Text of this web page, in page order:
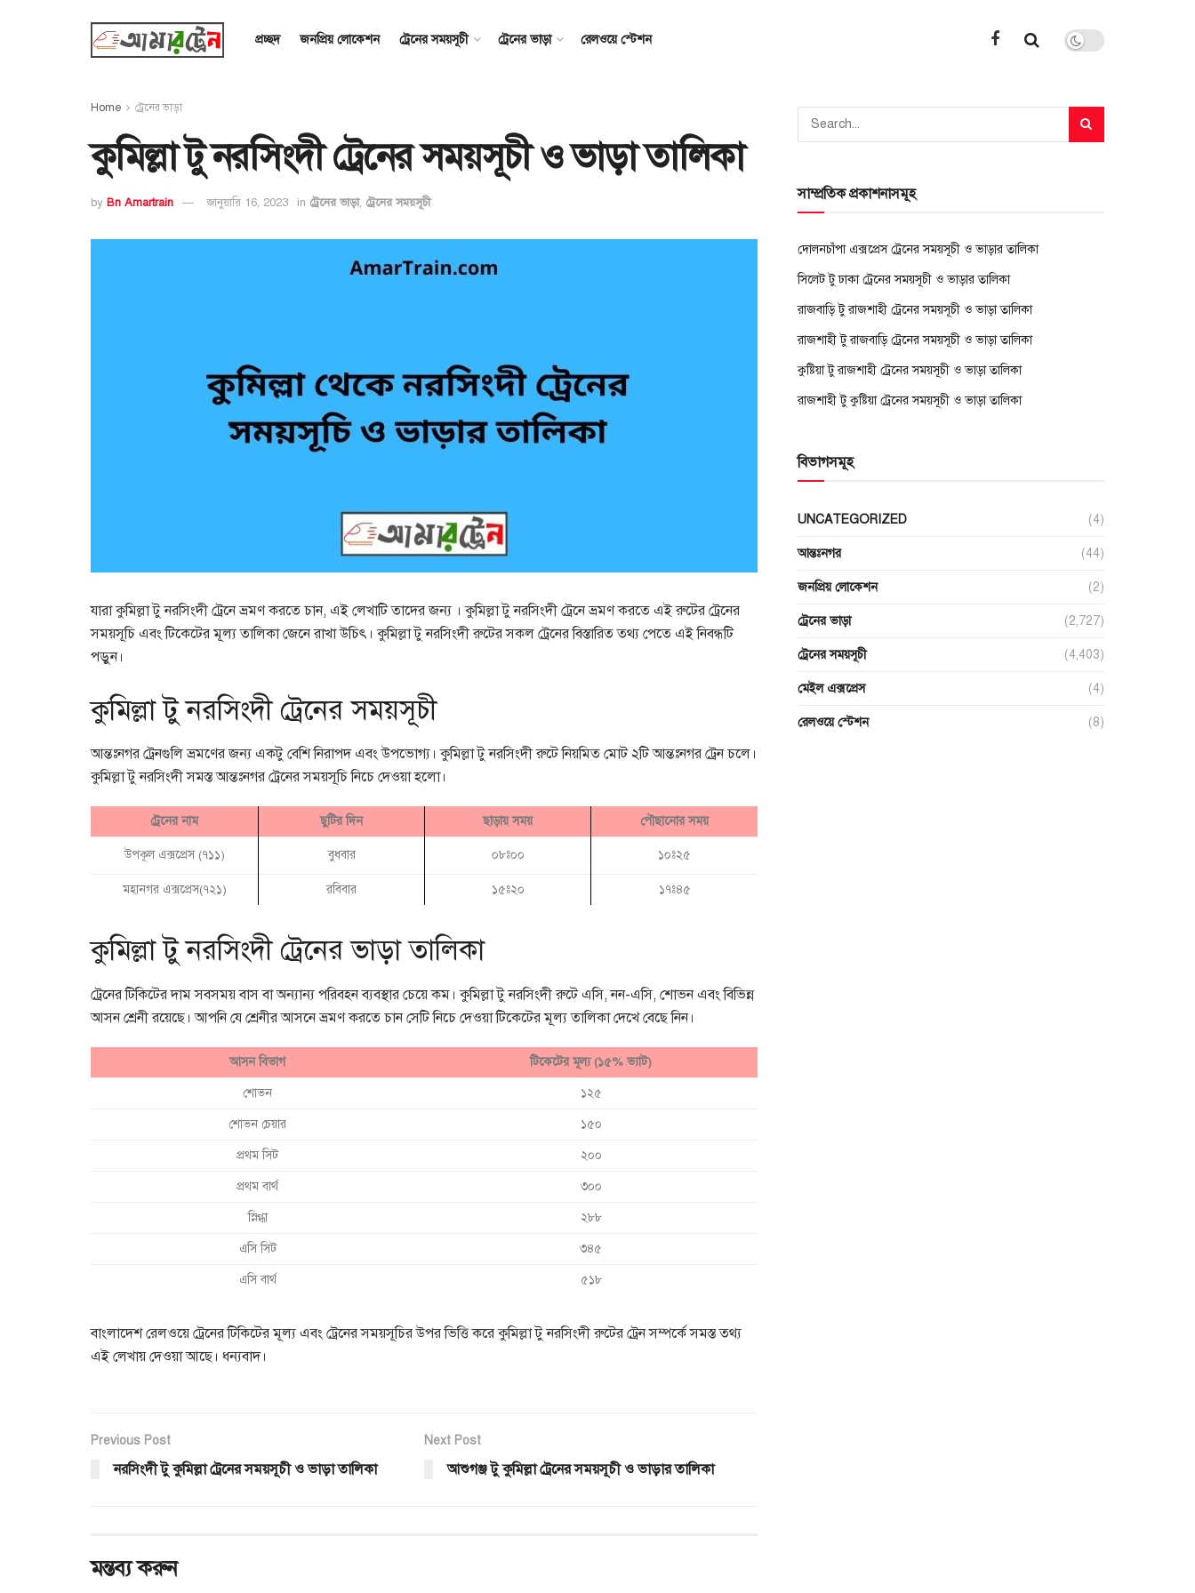
প্রচ্ছদ জনপ্রিয় লোকেশন ট্রেনের সময়সূচী ট্রেনের ভাড়া রেলওয়ে স্টেশন
Home ট্রেনের ভাড়া
কুমিল্লা টু নরসিংদী ট্রেনের সময়সূচী ও ভাড়া তালিকা
by Bn Amartrain জানুয়ারি 16, 2023 in ট্রেনের ভাড়া, ট্রেনের সময়সূচী
যারা কুমিল্লা টু নরসিংদী ট্রেনে ভ্রমণ করতে চান, এই লেখাটি তাদের জন্য । কুমিল্লা টু নরসিংদী ট্রেনে ভ্রমণ করতে এই রুটের ট্রেনের
সময়সূচি এবং টিকেটের মূল্য তালিকা জেনে রাখা উচিৎ। কুমিল্লা টু নরসিংদী রুটের সকল ট্রেনের বিস্তারিত তথ্য পেতে এই নিবন্ধটি
পড়ুন।
কুমিল্লা টু নরসিংদী ট্রেনের সময়সূচী
আন্তঃনগর ট্রেনগুলি ভ্রমণের জন্য একটু বেশি নিরাপদ এবং উপভোগ্য। কুমিল্লা টু নরসিংদী রুটে নিয়মিত মোট ২টি আন্তঃনগর ট্রেন চলে।
কুমিল্লা টু নরসিংদী সমস্ত আন্তঃনগর ট্রেনের সময়সূচি নিচে দেওয়া হলো।
ট্রেনের নাম ছুটির দিন ছাড়ায় সময় পৌছানোর সময়
উপকূল এক্সপ্রেস (৭১১) বুধবার ০৮ঃ০০ ১০ঃ২৫
মহানগর এক্সপ্রেস(৭২১) রবিবার ১৫ঃ২০ ১৭ঃ৪৫
কুমিল্লা টু নরসিংদী ট্রেনের ভাড়া তালিকা
ট্রেনের টিকিটের দাম সবসময় বাস বা অন্যান্য পরিবহন ব্যবস্থার চেয়ে কম। কুমিল্লা টু নরসিংদী রুটে এসি, নন-এসি, শোভন এবং বিভিন্ন
আসন শ্রেনী রয়েছে। আপনি যে শ্রেনীর আসনে ভ্রমণ করতে চান সেটি নিচে দেওয়া টিকেটের মূল্য তালিকা দেখে বেছে নিন।
আসন বিভাগ টিকেটের মূল্য (১৫% ভ্যাট)
শোভন ১২৫
শোভন চেয়ার ১৫০
প্রথম সিট ২০০
প্রথম বার্থ ৩০০
স্নিগ্ধা ২৮৮
এসি সিট ৩৪৫
এসি বার্থ ৫১৮
বাংলাদেশ রেলওয়ে ট্রেনের টিকিটের মূল্য এবং ট্রেনের সময়সূচির উপর ভিত্তি করে কুমিল্লা টু নরসিংদী রুটের ট্রেন সম্পর্কে সমস্ত তথ্য
এই লেখায় দেওয়া আছে। ধন্যবাদ।
Previous Post
নরসিংদী টু কুমিল্লা ট্রেনের সময়সূচী ও ভাড়া তালিকা
Next Post
আশুগঞ্জ টু কুমিল্লা ট্রেনের সময়সূচী ও ভাড়ার তালিকা
মন্তব্য করুন
সাম্প্রতিক প্রকাশনাসমূহ
দোলনচাঁপা এক্সপ্রেস ট্রেনের সময়সূচী ও ভাড়ার তালিকা
সিলেট টু ঢাকা ট্রেনের সময়সূচী ও ভাড়ার তালিকা
রাজবাড়ি টু রাজশাহী ট্রেনের সময়সূচী ও ভাড়া তালিকা
রাজশাহী টু রাজবাড়ি ট্রেনের সময়সূচী ও ভাড়া তালিকা
কুষ্টিয়া টু রাজশাহী ট্রেনের সময়সূচী ও ভাড়া তালিকা
রাজশাহী টু কুষ্টিয়া ট্রেনের সময়সূচী ও ভাড়া তালিকা
বিভাগসমূহ
UNCATEGORIZED (4)
আন্তঃনগর (44)
জনপ্রিয় লোকেশন (2)
ট্রেনের ভাড়া (2,727)
ট্রেনের সময়সূচী (4,403)
মেইল এক্সপ্রেস (4)
রেলওয়ে স্টেশন (8)